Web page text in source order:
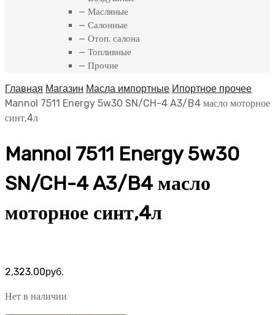
— Масляные
— Салонные
— Отоп. салона
— Топливные
— Прочие
Главная Магазин Масла импортные Ипортное прочее
Mannol 7511 Energy 5w30 SN/CH-4 A3/B4 масло моторное
синт,4л
Mannol 7511 Energy 5w30
SN/CH-4 A3/B4 масло
моторное синт,4л
2,323.00руб.
Нет в наличии